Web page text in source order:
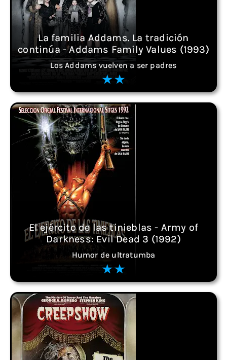
La familia Addams. La tradición
continúa - Addams Family Values (1993)
Los Addams vuelven a ser padres
El ejército de las tinieblas - Army of
Darkness: Evil Dead 3 (1992)
Humor de ultratumba